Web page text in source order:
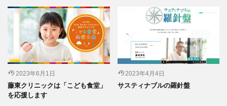
2023年6月1日
藤東クリニックは「こども食堂」
を応援します
2023年4月4日
サスティナブルの羅針盤